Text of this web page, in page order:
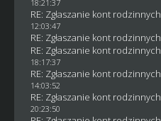
18:21:37
RE: Zgłaszanie kont rodzinnych
12:03:47
RE: Zgłaszanie kont rodzinnych
RE: Zgłaszanie kont rodzinnych
18:17:37
RE: Zgłaszanie kont rodzinnych
14:03:52
RE: Zgłaszanie kont rodzinnych
20:23:50